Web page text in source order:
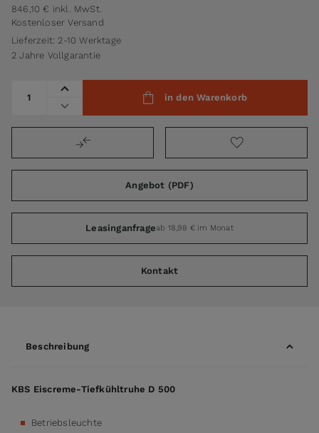
846,10 € inkl. MwSt.
Kostenloser Versand
Lieferzeit: 2-10 Werktage
2 Jahre Vollgarantie
in den Warenkorb
Angebot (PDF)
Leasinganfrageab 18,98 € im Monat
Kontakt
Beschreibung
KBS Eiscreme-Tiefkühltruhe D 500
Betriebsleuchte